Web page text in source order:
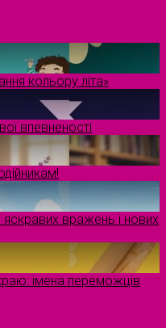
кольору літа»
впевненості
яскравих вражень і нових
імена переможців